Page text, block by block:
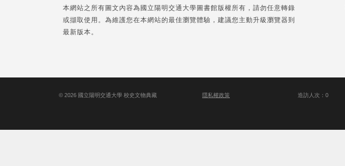
本網站之所有圖文內容為國立陽明交通大學圖書館版權所有，請勿任意轉錄
或擷取使用。為維護您在本網站的最佳瀏覽體驗，建議您主動升級瀏覽器到
最新版本。
© 2026 國立陽明交通大學 校史文物典藏 隱私權政策 造訪人次：0